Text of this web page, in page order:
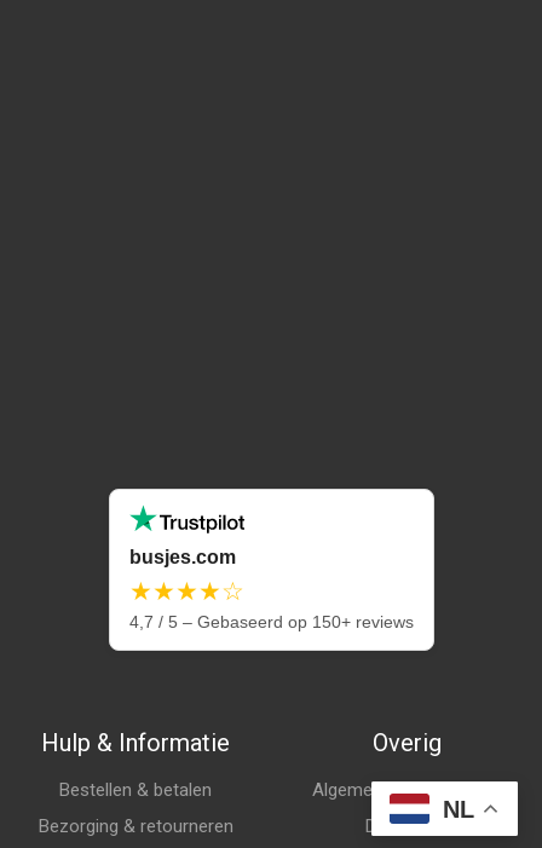
busjes.com
★★★★☆
4,7 / 5 – Gebaseerd op 150+ reviews
Hulp & Informatie
Bestellen & betalen
Bezorging & retourneren
Overig
Algemene voorwaarden
Disclaimer
NL